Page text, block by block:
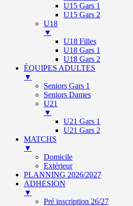
U15 Gars 1
U15 Gars 2
U18
▼
U18 Filles
U18 Gars 1
U18 Gars 2
ÉQUIPES ADULTES
▼
Seniors Gars 1
Seniors Dames
U21
▼
U21 Gars 1
U21 Gars 2
MATCHS
▼
Domicile
Extérieur
PLANNING 2026/2027
ADHESION
▼
Pré inscription 26/27